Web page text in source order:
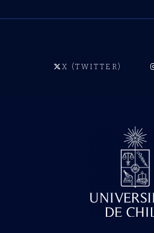
X (TWITTER)